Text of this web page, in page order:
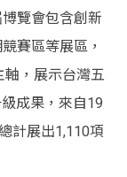
覽會包含創新
賽區等展區，
軸，展示台灣五
成果，來自19
計展出1,110項